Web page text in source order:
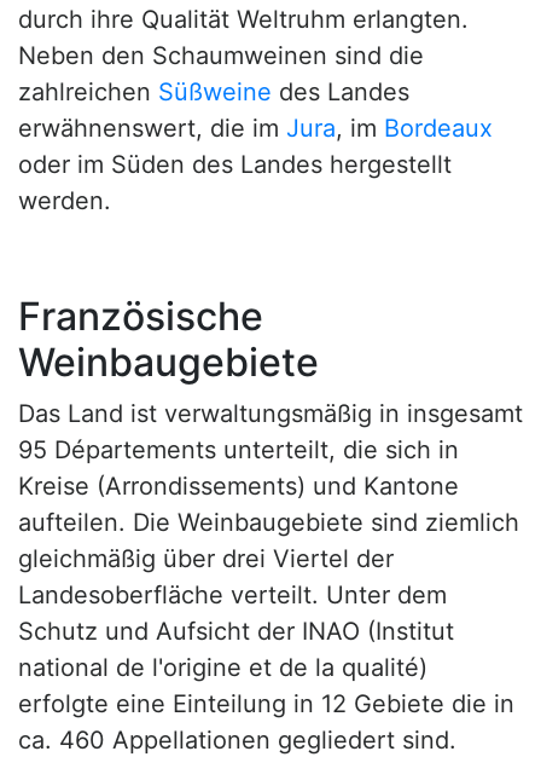
durch ihre Qualität Weltruhm erlangten.
Neben den Schaumweinen sind die
zahlreichen Süßweine des Landes
erwähnenswert, die im Jura, im Bordeaux
oder im Süden des Landes hergestellt
werden.
Französische
Weinbaugebiete
Das Land ist verwaltungsmäßig in insgesamt
95 Départements unterteilt, die sich in
Kreise (Arrondissements) und Kantone
aufteilen. Die Weinbaugebiete sind ziemlich
gleichmäßig über drei Viertel der
Landesoberfläche verteilt. Unter dem
Schutz und Aufsicht der INAO (Institut
national de l'origine et de la qualité)
erfolgte eine Einteilung in 12 Gebiete die in
ca. 460 Appellationen gegliedert sind.